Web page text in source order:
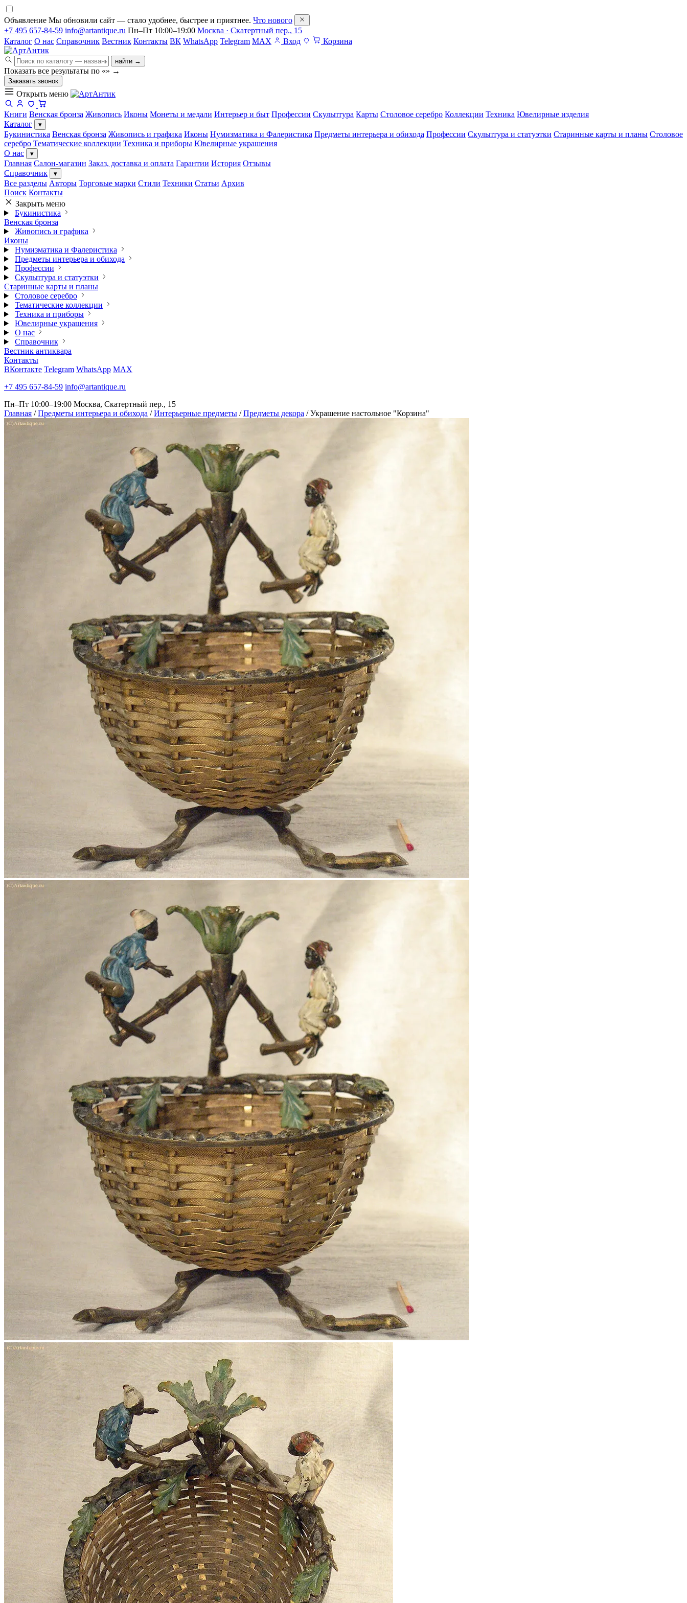
Объявление Мы обновили сайт — стало удобнее, быстрее и приятнее. Что нового
+7 495 657-84-59 info@artantique.ru Пн–Пт 10:00–19:00 Москва · Скатертный пер., 15
Каталог О нас Справочник Вестник Контакты ВК WhatsApp Telegram MAX Вход Корзина
найти →
Показать все результаты по «» →
Заказать звонок
Открыть меню
Книги Венская бронза Живопись Иконы Монеты и медали Интерьер и быт Профессии Скульптура Карты Столовое серебро Коллекции Техника Ювелирные изделия
Каталог
▾
Букинистика Венская бронза Живопись и графика Иконы Нумизматика и Фалеристика Предметы интерьера и обихода Профессии Скульптура и статуэтки Старинные карты и планы Столовое
серебро Тематические коллекции Техника и приборы Ювелирные украшения
О нас
▾
Главная Салон-магазин Заказ, доставка и оплата Гарантии История Отзывы
Справочник
▾
Все разделы Авторы Торговые марки Стили Техники Статьи Архив
Поиск Контакты
Закрыть меню
Букинистика
Венская бронза
Живопись и графика
Иконы
Нумизматика и Фалеристика
Предметы интерьера и обихода
Профессии
Скульптура и статуэтки
Старинные карты и планы
Столовое серебро
Тематические коллекции
Техника и приборы
Ювелирные украшения
О нас
Справочник
Вестник антиквара
Контакты
ВКонтакте Telegram WhatsApp MAX
+7 495 657-84-59 info@artantique.ru
Пн–Пт 10:00–19:00 Москва, Скатертный пер., 15
Главная / Предметы интерьера и обихода / Интерьерные предметы / Предметы декора / Украшение настольное "Корзина"